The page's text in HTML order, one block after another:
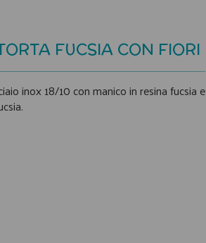
FUCSIA CON FIORI
inox 18/10 con manico in resina fucsia e